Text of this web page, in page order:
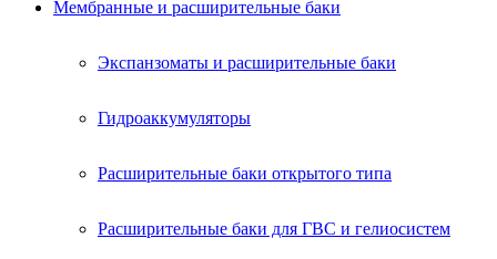
Мембранные и расширительные баки
Экспанзоматы и расширительные баки
Гидроаккумуляторы
Расширительные баки открытого типа
Расширительные баки для ГВС и гелиосистем